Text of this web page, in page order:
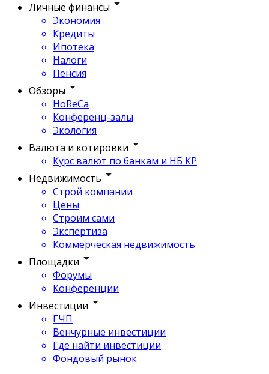
Личные финансы
Экономия
Кредиты
Ипотека
Налоги
Пенсия
Обзоры
HoReCa
Конференц-залы
Экология
Валюта и котировки
Курс валют по банкам и НБ КР
Недвижимость
Строй компании
Цены
Строим сами
Экспертиза
Коммерческая недвижимость
Площадки
Форумы
Конференции
Инвестиции
ГЧП
Венчурные инвестиции
Где найти инвестиции
Фондовый рынок